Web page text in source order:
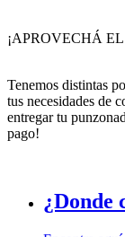
¡APROVECHÁ
Tenemos distintas
tus necesidades de
entregar tu
pago!
¿Donde